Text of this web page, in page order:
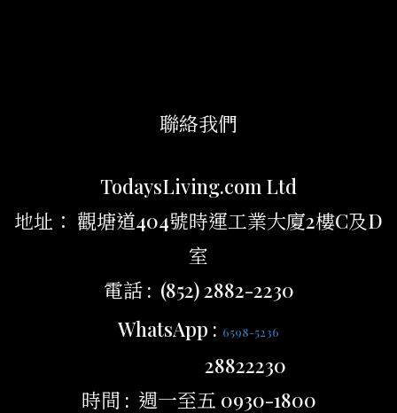
聯絡我們
TodaysLiving.com Ltd
地址： 觀塘道404號時運工業大廈2樓C及D
室
電話 : (852) 2882-2230
WhatsApp : 6598-5236
28822230
時間 : 週一至五 0930-1800